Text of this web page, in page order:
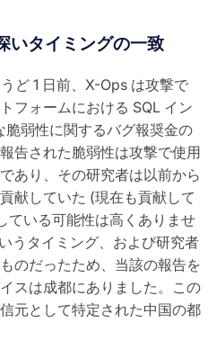
いタイミングの一致
ど 1 日前、X-Ops は攻撃で
フォームにおける SQL イン
弱性に関するバグ報奨金の
告された脆弱性は攻撃で使用
あり、その研究者は以前から
献していた (現在も貢献して
ている可能性は高くありませ
うタイミング、および研究者
のだったため、当該の報告を
スは成都にありました。この
元として特定された中国の都